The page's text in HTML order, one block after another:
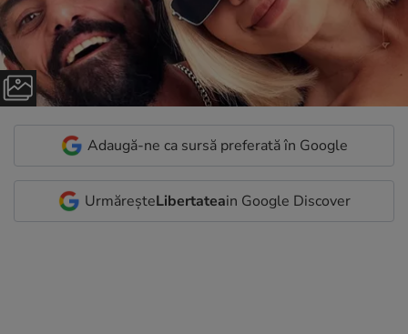
Adaugă-ne ca sursă preferată în Google
UrmăreșteLibertateain Google Discover